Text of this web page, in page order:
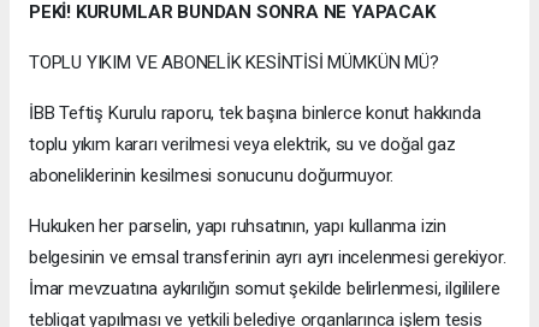
PEKİ! KURUMLAR BUNDAN SONRA NE YAPACAK
TOPLU YIKIM VE ABONELİK KESİNTİSİ MÜMKÜN MÜ?
İBB Teftiş Kurulu raporu, tek başına binlerce konut hakkında
toplu yıkım kararı verilmesi veya elektrik, su ve doğal gaz
aboneliklerinin kesilmesi sonucunu doğurmuyor.
Hukuken her parselin, yapı ruhsatının, yapı kullanma izin
belgesinin ve emsal transferinin ayrı ayrı incelenmesi gerekiyor.
İmar mevzuatına aykırılığın somut şekilde belirlenmesi, ilgililere
tebligat yapılması ve yetkili belediye organlarınca işlem tesis